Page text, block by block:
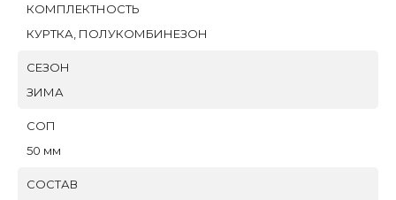
КОМПЛЕКТНОСТЬ
КУРТКА, ПОЛУКОМБИНЕЗОН
СЕЗОН
ЗИМА
СОП
50 мм
СОСТАВ